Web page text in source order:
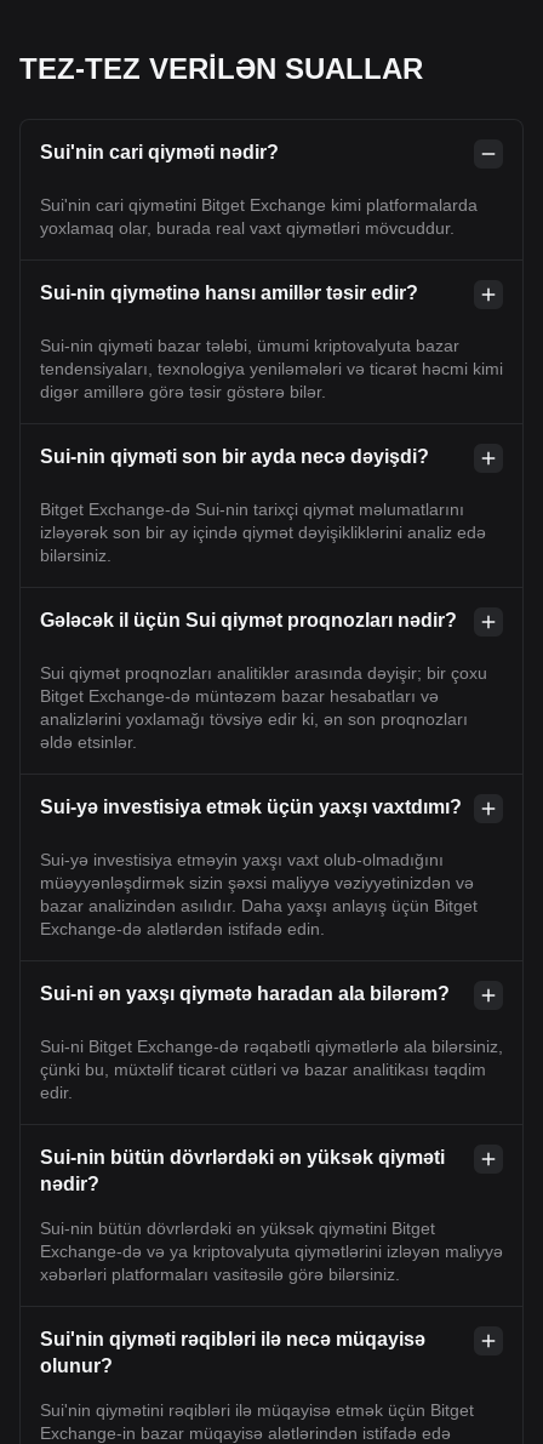
TEZ-TEZ VERİLƏN SUALLAR
Sui'nin cari qiyməti nədir?
Sui'nin cari qiymətini Bitget Exchange kimi platformalarda
yoxlamaq olar, burada real vaxt qiymətləri mövcuddur.
Sui-nin qiymətinə hansı amillər təsir edir?
Sui-nin qiyməti bazar tələbi, ümumi kriptovalyuta bazar
tendensiyaları, texnologiya yeniləmələri və ticarət həcmi kimi
digər amillərə görə təsir göstərə bilər.
Sui-nin qiyməti son bir ayda necə dəyişdi?
Bitget Exchange-də Sui-nin tarixçi qiymət məlumatlarını
izləyərək son bir ay içində qiymət dəyişikliklərini analiz edə
bilərsiniz.
Gələcək il üçün Sui qiymət proqnozları nədir?
Sui qiymət proqnozları analitiklər arasında dəyişir; bir çoxu
Bitget Exchange-də müntəzəm bazar hesabatları və
analizlərini yoxlamağı tövsiyə edir ki, ən son proqnozları
əldə etsinlər.
Sui-yə investisiya etmək üçün yaxşı vaxtdımı?
Sui-yə investisiya etməyin yaxşı vaxt olub-olmadığını
müəyyənləşdirmək sizin şəxsi maliyyə vəziyyətinizdən və
bazar analizindən asılıdır. Daha yaxşı anlayış üçün Bitget
Exchange-də alətlərdən istifadə edin.
Sui-ni ən yaxşı qiymətə haradan ala bilərəm?
Sui-ni Bitget Exchange-də rəqabətli qiymətlərlə ala bilərsiniz,
çünki bu, müxtəlif ticarət cütləri və bazar analitikası təqdim
edir.
Sui-nin bütün dövrlərdəki ən yüksək qiyməti
nədir?
Sui-nin bütün dövrlərdəki ən yüksək qiymətini Bitget
Exchange-də və ya kriptovalyuta qiymətlərini izləyən maliyyə
xəbərləri platformaları vasitəsilə görə bilərsiniz.
Sui'nin qiyməti rəqibləri ilə necə müqayisə
olunur?
Sui'nin qiymətini rəqibləri ilə müqayisə etmək üçün Bitget
Exchange-in bazar müqayisə alətlərindən istifadə edə